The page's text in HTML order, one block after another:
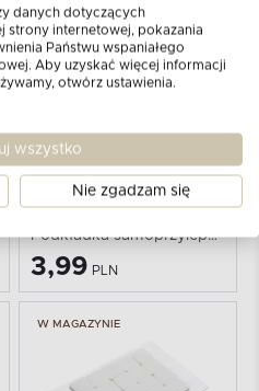
W MAGAZYNIE
KONSIMO
FIRM
Podkładka samoprzylepna
3,99 PLN
W MAGAZYNIE
danych dotyczących
strony internetowej, pokazania
Państwu wspaniałego
Aby uzyskać więcej informacji
otwórz ustawienia.
wszystko
Nie zgadzam się